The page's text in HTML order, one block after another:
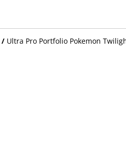
/ Ultra Pro Portfolio Pokemon